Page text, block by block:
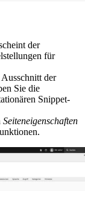
der
für
der
Sie die
Snippet-
Seiteneigenschaften